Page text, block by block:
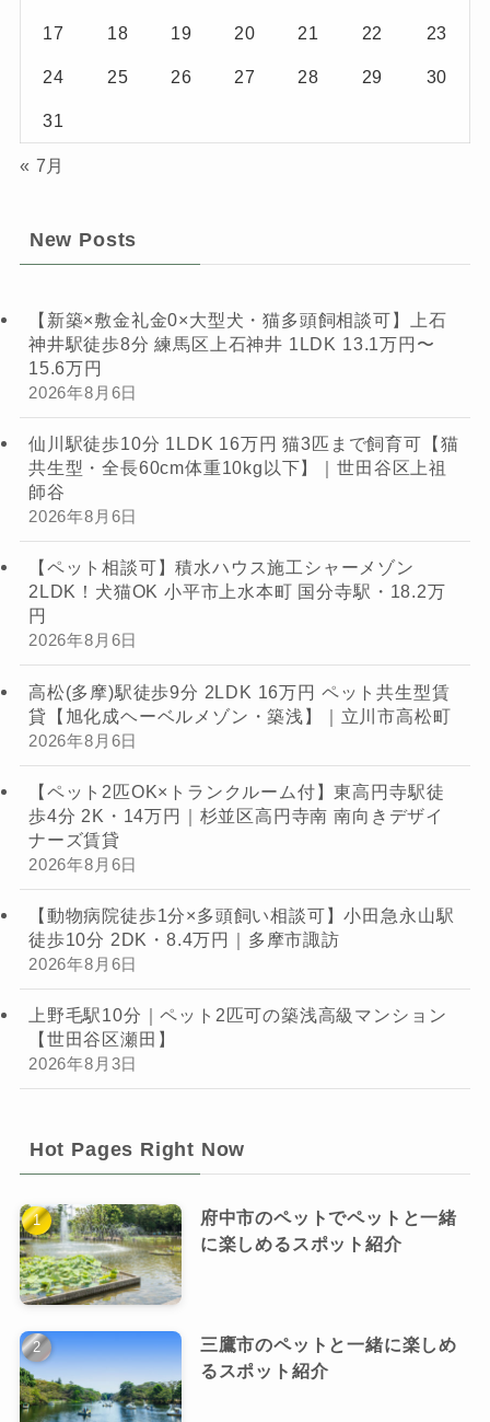
17 18 19 20 21 22 23
24 25 26 27 28 29 30
31
« 7月
New Posts
【新築×敷金礼金0×大型犬・猫多頭飼相談可】上石
神井駅徒歩8分 練馬区上石神井 1LDK 13.1万円〜
15.6万円
2026年8月6日
仙川駅徒歩10分 1LDK 16万円 猫3匹まで飼育可【猫
共生型・全長60cm体重10kg以下】｜世田谷区上祖
師谷
2026年8月6日
【ペット相談可】積水ハウス施工シャーメゾン
2LDK！犬猫OK 小平市上水本町 国分寺駅・18.2万
円
2026年8月6日
高松(多摩)駅徒歩9分 2LDK 16万円 ペット共生型賃
貸【旭化成ヘーベルメゾン・築浅】｜立川市高松町
2026年8月6日
【ペット2匹OK×トランクルーム付】東高円寺駅徒
歩4分 2K・14万円｜杉並区高円寺南 南向きデザイ
ナーズ賃貸
2026年8月6日
【動物病院徒歩1分×多頭飼い相談可】小田急永山駅
徒歩10分 2DK・8.4万円｜多摩市諏訪
2026年8月6日
上野毛駅10分｜ペット2匹可の築浅高級マンション
【世田谷区瀬田】
2026年8月3日
Hot Pages Right Now
府中市のペットでペットと一緒
に楽しめるスポット紹介
三鷹市のペットと一緒に楽しめ
るスポット紹介